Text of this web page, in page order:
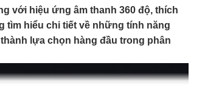
với hiệu ứng âm thanh 360 độ, thích
tìm hiểu chi tiết về những tính năng
lựa chọn hàng đầu trong phân